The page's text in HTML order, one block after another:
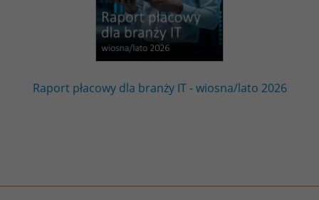
Raport płacowy dla branży IT - wiosna/lato 2026